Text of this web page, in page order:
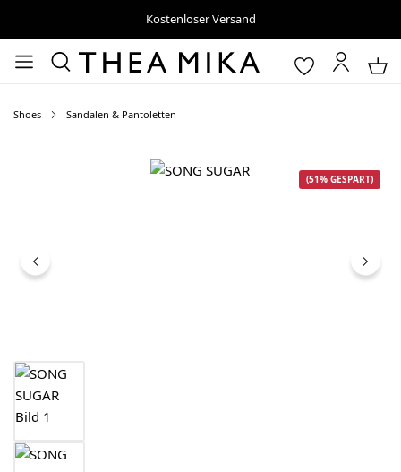
Kostenloser Versand
Shoes Sandalen & Pantoletten
Bildergalerie überspringen
(51% GESPART)